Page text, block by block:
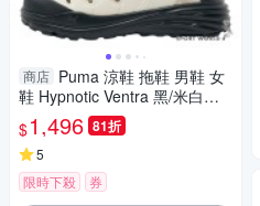
商店 Puma 涼鞋 拖鞋 男鞋 女
鞋 Hypnotic Ventra 黑/米白
【運動世界】40438101/40438
102
$1,496 81折
5
限時下殺
券